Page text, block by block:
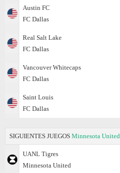
Austin FC
FC Dallas
Real Salt Lake
FC Dallas
Vancouver Whitecaps
FC Dallas
Saint Louis
FC Dallas
SIGUIENTES JUEGOS Minnesota United
UANL Tigres
Minnesota United